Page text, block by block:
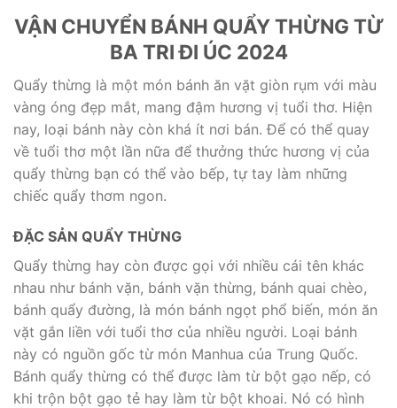
VẬN CHUYỂN BÁNH QUẨY THỪNG TỪ
BA TRI ĐI ÚC 2024
Quẩy thừng là một món bánh ăn vặt giòn rụm với màu
vàng óng đẹp mắt, mang đậm hương vị tuổi thơ. Hiện
nay, loại bánh này còn khá ít nơi bán. Để có thể quay
về tuổi thơ một lần nữa để thưởng thức hương vị của
quẩy thừng bạn có thể vào bếp, tự tay làm những
chiếc quẩy thơm ngon.
ĐẶC SẢN QUẨY THỪNG
Quẩy thừng hay còn được gọi với nhiều cái tên khác
nhau như bánh vặn, bánh vặn thừng, bánh quai chèo,
bánh quẩy đường, là món bánh ngọt phổ biến, món ăn
vặt gắn liền với tuổi thơ của nhiều người. Loại bánh
này có nguồn gốc từ món Manhua của Trung Quốc.
Bánh quẩy thừng có thể được làm từ bột gạo nếp, có
khi trộn bột gạo tẻ hay làm từ bột khoai. Nó có hình